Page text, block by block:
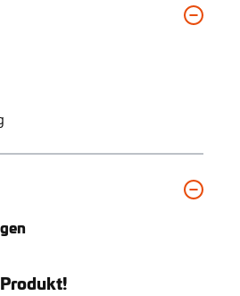
von 0 von 5 Sternen